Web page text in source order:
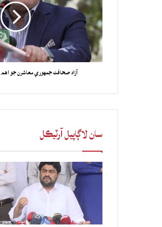
آزاد صحافت جمهوري معاشرن جو
سان لاڳاپيل آرٽيڪل